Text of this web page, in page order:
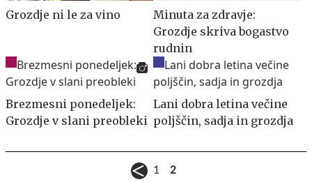
Grozdje ni le za vino
Minuta za zdravje:
Grozdje skriva bogastvo
rudnin
Brezmesni ponedeljek:
Grozdje v slani preobleki
Lani dobra letina večine
poljščin, sadja in grozdja
1 2